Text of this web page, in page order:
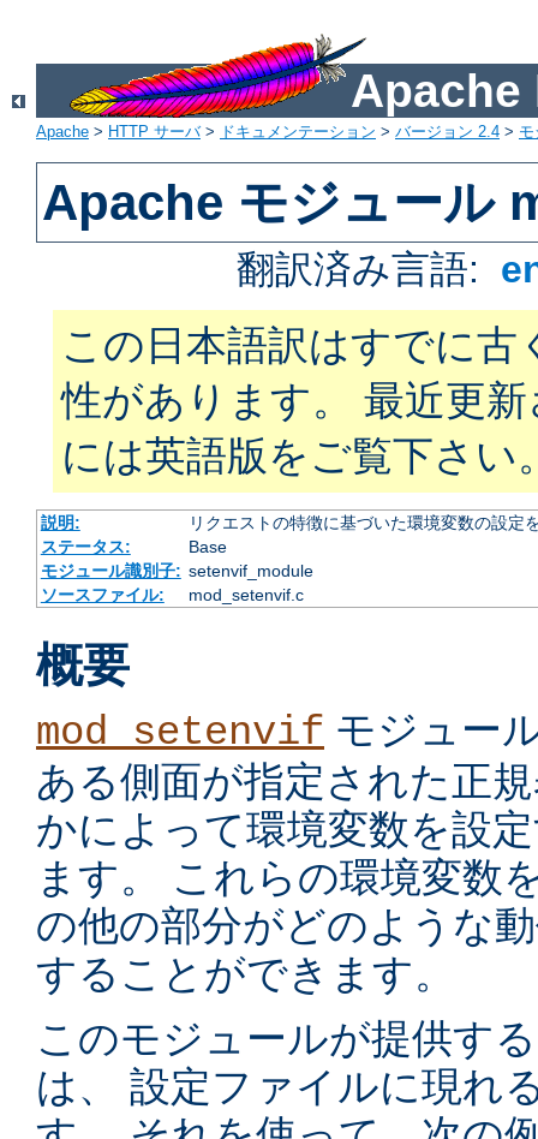
Apache
Apache > HTTP サーバ> ドキュメンテーション > バージョン 2.4 >
Apache モジュール
翻訳済み言語:
この日本語訳はすでに古
性があります。 最近更
には英語版をご覧下さい
説明:
リクエストの特徴に基づいた環境変数の設定
ステータス:
Base
モジュール識別子: setenvif_module
ソースファイル:
mod_setenvif.c
概要
mod_setenvif モジュー
ある側面が指定された正
かによって環境変数を設
ます。 これらの環境変数
の他の部分がどのような
することができます。
このモジュールが提供す
は、 設定ファイルに現れ